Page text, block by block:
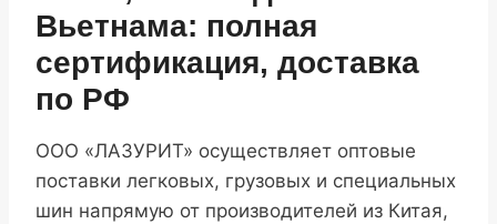
Вьетнама: полная
сертификация, доставка
по РФ
ООО «ЛАЗУРИТ» осуществляет оптовые
поставки легковых, грузовых и специальных
шин напрямую от производителей из Китая,